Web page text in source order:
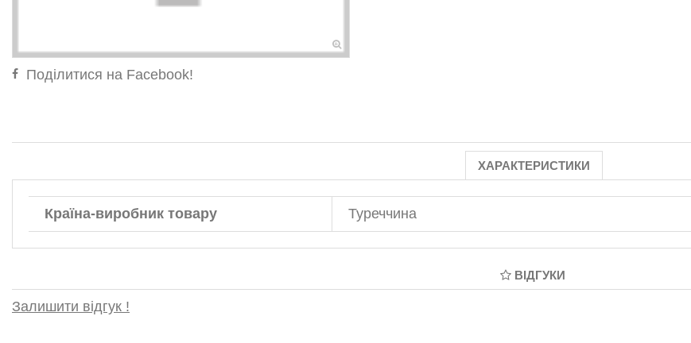
Поділитися на Facebook!
ХАРАКТЕРИСТИКИ
Країна-виробник товару Туреччина
ВІДГУКИ
Залишити відгук !